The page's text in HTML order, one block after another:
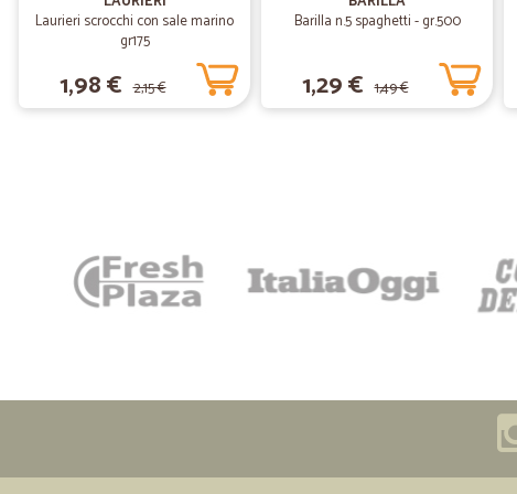
Laurieri scrocchi con sale marino
gr175
1,98 € 2,15 €
Barilla n.5 spaghetti - gr.500
1,29 € 1,49 €